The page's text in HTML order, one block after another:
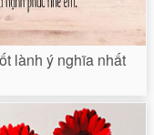
lành ý nghĩa nhất